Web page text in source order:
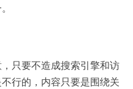
只要不造成搜索引擎和访
行的，内容只要是围绕关